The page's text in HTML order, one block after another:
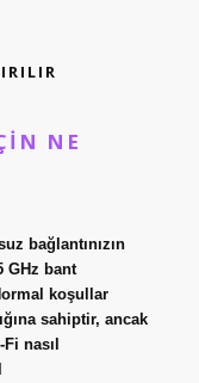
NE
bağlantınızın
GHz bant
koşullar
sahiptir, ancak
nasıl